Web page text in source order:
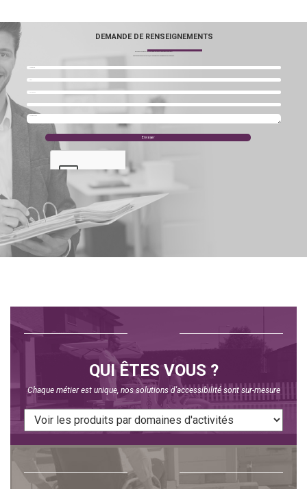
DEMANDE DE RENSEIGNEMENTS
QUI ÊTES VOUS ?
Chaque métier est unique, nos solutions d'accessibilité sont sur-mesure